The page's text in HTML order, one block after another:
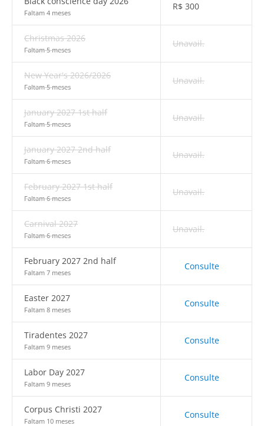
Faltam 4 meses
R$ 300
Christmas 2026
Faltam 5 meses
Unavail.
New Year's 2026/2026
Faltam 5 meses
Unavail.
January 2027 1st half
Faltam 5 meses
Unavail.
January 2027 2nd half
Faltam 6 meses
Unavail.
February 2027 1st half
Faltam 6 meses
Unavail.
Carnival 2027
Faltam 6 meses
Unavail.
February 2027 2nd half
Faltam 7 meses
Consulte
Easter 2027
Faltam 8 meses
Consulte
Tiradentes 2027
Faltam 9 meses
Consulte
Labor Day 2027
Faltam 9 meses
Consulte
Corpus Christi 2027
Faltam 10 meses
Consulte